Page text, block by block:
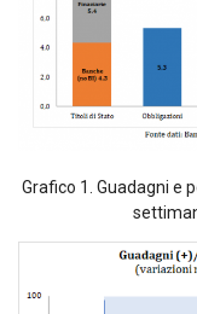
Grafico 1. Guadagni e